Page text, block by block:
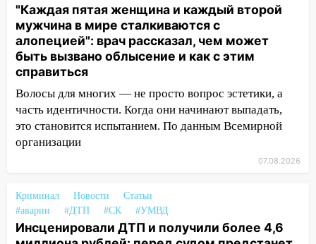
16:02 В Ульяновской области убрали
более 28% площадей зерновых и
зернобобовых культур
15:51
Ульяновской области завели дело на
агрессивную женщину
15:47 На улице Радищева сбили
курьера: крупная авария в Ульяновске
новый кавалер женщины оказался
рецидивистом
14:26 В Ульяновске ограничат движение
"Каждая пятая женщина и каждый второй
мужчина в мире сталкиваются с
алопецией": врач рассказал, чем может
быть вызвано облысение и как с этим
справиться
Волосы для многих — не просто вопрос эстетики, а
часть идентичности. Когда они начинают выпадать,
это становится испытанием. По данным Всемирной
организации
07.08.2026
Криминал Новости
Статьи
#аварии
#ДТП #СК #УМВД
Инсценировали ДТП и получили более 4,6